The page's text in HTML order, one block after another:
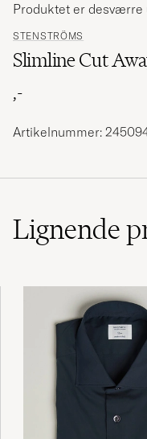
STENSTRÖMS
Slimline Cut
,-
Produktet er desværre
Artikelnummer:
Lignende